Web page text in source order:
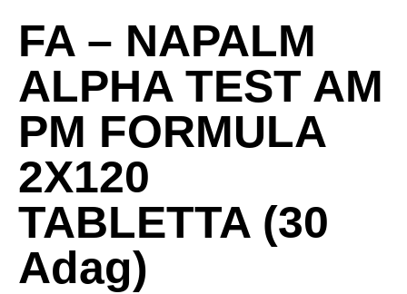
FA – NAPALM
ALPHA TEST AM
PM FORMULA
2X120
TABLETTA (30
Adag)